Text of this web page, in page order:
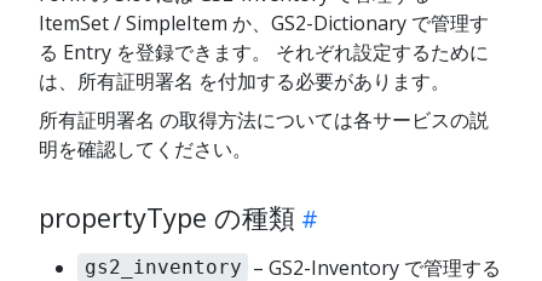
ItemSet / SimpleItem か、GS2-Dictionary で管理す
る Entry を登録できます。 それぞれ設定するために
は、所有証明署名 を付加する必要があります。
所有証明署名 の取得方法については各サービスの説
明を確認してください。
propertyType の種類
gs2_inventory – GS2-Inventory で管理する